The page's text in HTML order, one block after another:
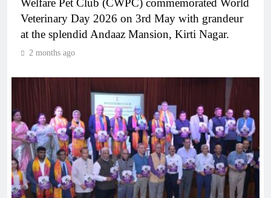
Welfare Pet Club (CWPC) commemorated World
Veterinary Day 2026 on 3rd May with grandeur
at the splendid Andaaz Mansion, Kirti Nagar.
2 months ago